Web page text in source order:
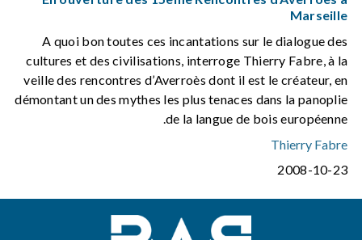
Marseille
A quoi bon toutes ces incantations sur le dialogue des
cultures et des civilisations, interroge Thierry Fabre, à la
veille des rencontres d’Averroès dont il est le créateur, en
démontant un des mythes les plus tenaces dans la panoplie
de la langue de bois européenne.
Thierry Fabre
2008-10-23